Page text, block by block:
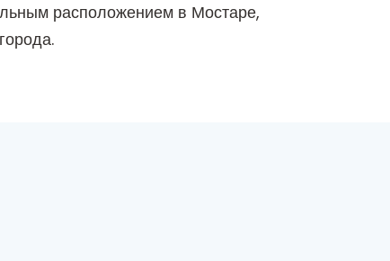
расположением в Мостаре,